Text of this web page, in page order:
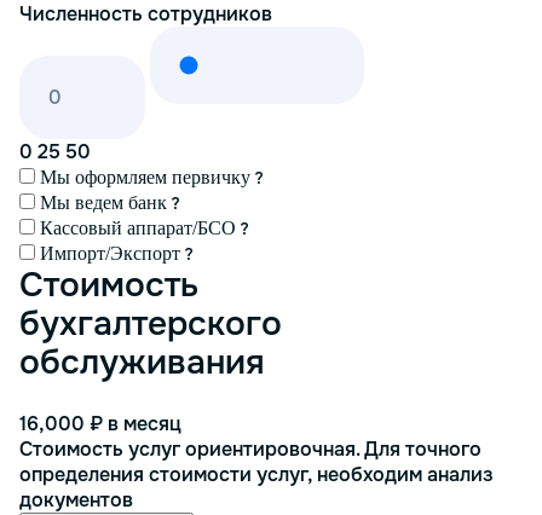
Численность сотрудников
0 25 50
Мы оформляем первичку
Мы ведем банк
Кассовый аппарат/БСО
Импорт/Экспорт
Стоимость
бухгалтерского
обслуживания
16,000 ₽ в месяц
Стоимость услуг ориентировочная. Для точного
определения стоимости услуг, необходим анализ
документов